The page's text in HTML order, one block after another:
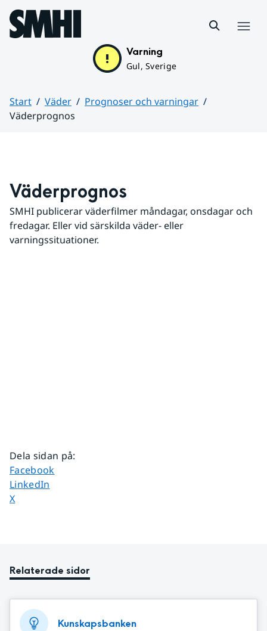
Hoppa till sidans innehåll
Varning
Gul, Sverige
Start Väder
Prognoser och varningar
Väderprognos
Väderprognos
SMHI publicerar väderfilmer måndagar, onsdagar och
fredagar. Eller vid särskilda väder- eller
varningssituationer.
Dela sidan på:
Dela sidan på
Facebook
Dela sidan på
LinkedIn
Dela sidan på
X
Relaterade sidor
Kunskapsbanken